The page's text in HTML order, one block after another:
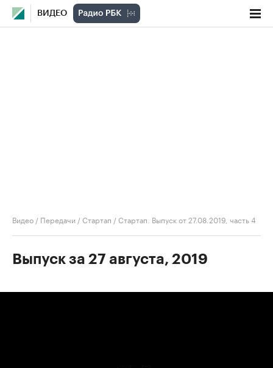
ВИДЕО
Видео / Передачи /Стартап /Стартап. Выпуск от 27.08.2019, часть 4
Выпуск за 27 августа, 2019